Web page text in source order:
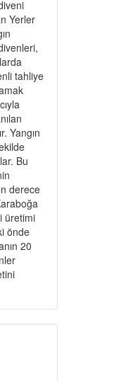
Yerler
tahliye
Yangın
Bu
derece
üretimi
önde
20